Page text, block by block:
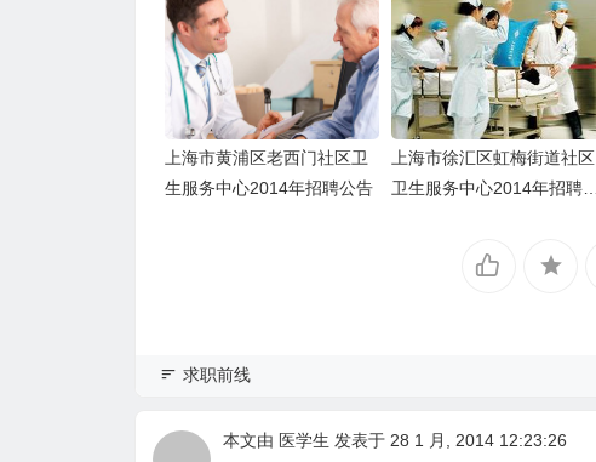
上海市黄浦区老西门社区卫
生服务中心2014年招聘公告
上海市徐汇区虹梅街道社区
卫生服务中心2014年招聘信
求职前线
本文由 医学生 发表于 28 1 月, 2014 12:23:26